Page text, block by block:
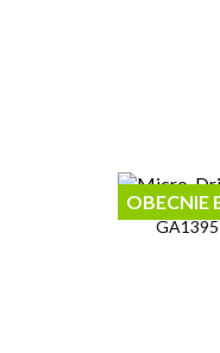
OBECNIE